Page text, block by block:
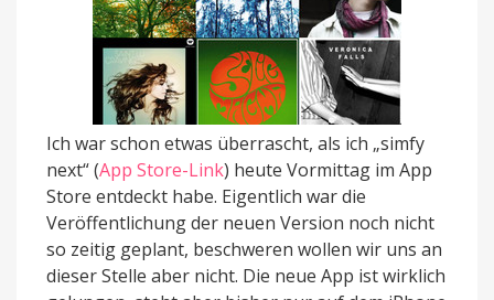
Ich war schon etwas überrascht, als ich „simfy
next“ (App Store-Link) heute Vormittag im App
Store entdeckt habe. Eigentlich war die
Veröffentlichung der neuen Version noch nicht
so zeitig geplant, beschweren wollen wir uns an
dieser Stelle aber nicht. Die neue App ist wirklich